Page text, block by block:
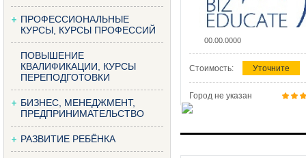
ПРОФЕССИОНАЛЬНЫЕ
КУРСЫ, КУРСЫ ПРОФЕССИЙ
ПОВЫШЕНИЕ
КВАЛИФИКАЦИИ, КУРСЫ
ПЕРЕПОДГОТОВКИ
БИЗНЕС, МЕНЕДЖМЕНТ,
ПРЕДПРИНИМАТЕЛЬСТВО
РАЗВИТИЕ РЕБЁНКА
00.00.0000
Стоимость: Уточните
Город не указан